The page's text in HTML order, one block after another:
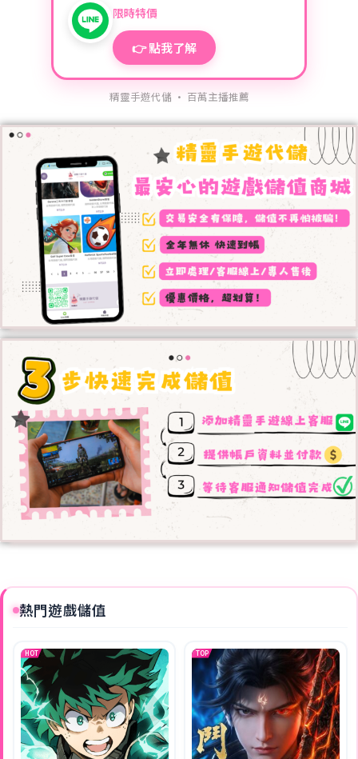
限時特價
👉 點我了解
精靈手遊代儲 · 百萬主播推薦
熱門遊戲儲值
HOT TOP